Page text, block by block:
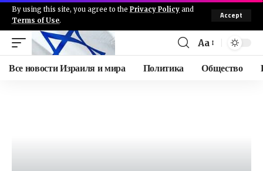
By using this site, you agree to the Privacy Policy and
Terms of Use.
Accept
Aa
Все новости Израиля и мира Политика Общество